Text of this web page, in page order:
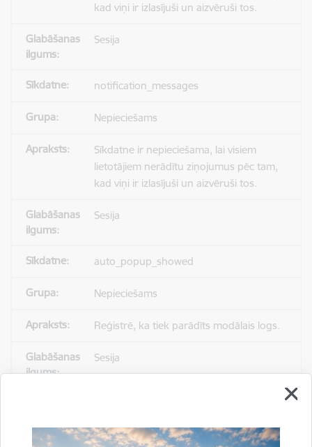
kad viņi ir izlasījuši un aizvēruši tos.
Sesija
notification_messages
Nepieciešams
Sīkdatne ir nepieciešama, lai visiem
lietotājiem nerādītu ziņojumus pēc tam,
kad viņi ir izlasījuši un aizvēruši tos.
Sesija
auto_popup_showed
Nepieciešams
Reģistrē, ka tiek parādīts modālais logs.
Sesija
Statistikas sīkdatnes (nepieciešamas, lai